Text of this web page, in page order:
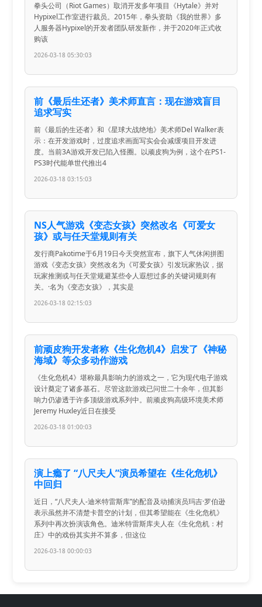
拳头公司（Riot Games）取消开发多年项目《Hytale》并对
Hypixel工作室进行裁员。2015年，拳头资助《我的世界》多
人服务器Hypixel的开发者团队研发新作，并于2020年正式收
购该
2026-03-18 05:30:03
前《最后生还者》美术师直言：现在游戏盲目
追求写实
前《最后的生还者》和《星球大战绝地》美术师Del Walker表
示：在开发游戏时，过度追求画面写实会会减缓项目开发进
度。当前3A游戏开发已陷入怪圈。以顽皮狗为例，这个在PS1-
PS3时代能单世代推出4
2026-03-18 03:15:03
NS人气游戏《变态女孩》突然改名《可爱女
孩》或与任天堂规则有关
发行商Pakotime于6月19日今天突然宣布，旗下人气休闲拼图
游戏《变态女孩》突然改名为《可爱女孩》引发玩家热议，据
玩家推测或与任天堂规避某些令人遐想过多的关键词规则有
关。·名为《变态女孩》，其实是
2026-03-18 02:15:03
前顽皮狗开发者称《生化危机4》启发了《神秘
海域》等众多动作游戏
《生化危机4》堪称最具影响力的游戏之一，它为现代电子游戏
设计奠定了诸多基石。尽管这款游戏已问世二十余年，但其影
响力仍渗透于许多顶级游戏系列中。前顽皮狗高级环境美术师
Jeremy Huxley近日在接受
2026-03-18 01:00:03
演上瘾了 “八尺夫人”演员希望在《生化危机》
中回归
近日，“八尺夫人-迪米特雷斯库”的配音及动捕演员玛吉·罗伯逊
表示虽然并不清楚卡普空的计划，但其希望能在《生化危机》
系列中再次扮演该角色。迪米特雷斯库夫人在《生化危机：村
庄》中的戏份其实并不算多，但这位
2026-03-18 00:00:03